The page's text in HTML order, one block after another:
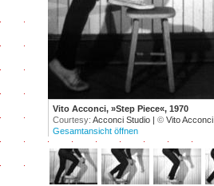
Vito Acconci, »Step Piece«, 1970
Courtesy: Acconci Studio | © Vito Acconci
Gesamtansicht öffnen